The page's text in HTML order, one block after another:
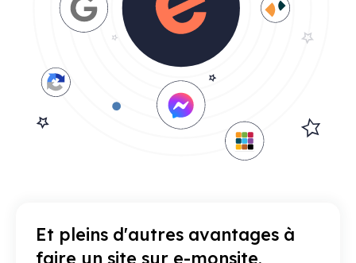
Et pleins d'autres avantages à
faire un site sur e-monsite.